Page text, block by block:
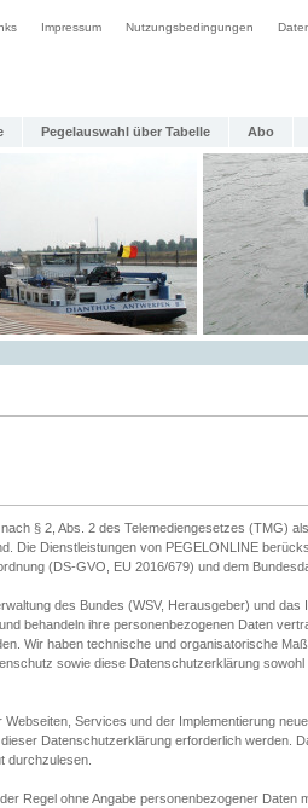
Impressum Nutzungsbedingungen
Pegelauswahl über Tabelle Abo
§ 2, Abs. 2 des Telemediengesetzes (TMG)
Die Dienstleistungen von PEGELONLINE
(DS-GVO, EU 2016/679) und dem
des Bundes (WSV, Herausgeber) und
behandeln ihre personenbezogenen Daten
Wir haben technische und organisatorische
sowie diese Datenschutzerklärung
Webseiten, Services und der Implementierung
Datenschutzerklärung erforderlich werden.
durchzulesen.
Regel ohne Angabe personenbezogener Daten